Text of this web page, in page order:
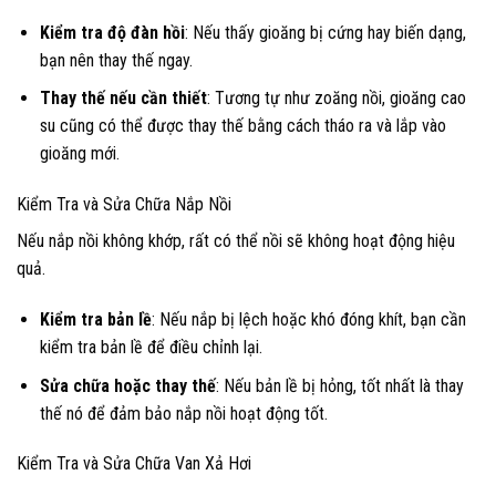
Kiểm tra độ đàn hồi: Nếu thấy gioăng bị cứng hay biến dạng,
bạn nên thay thế ngay.
Thay thế nếu cần thiết: Tương tự như zoăng nồi, gioăng cao
su cũng có thể được thay thế bằng cách tháo ra và lắp vào
gioăng mới.
Kiểm Tra và Sửa Chữa Nắp Nồi
Nếu nắp nồi không khớp, rất có thể nồi sẽ không hoạt động hiệu
quả.
Kiểm tra bản lề: Nếu nắp bị lệch hoặc khó đóng khít, bạn cần
kiểm tra bản lề để điều chỉnh lại.
Sửa chữa hoặc thay thế: Nếu bản lề bị hỏng, tốt nhất là thay
thế nó để đảm bảo nắp nồi hoạt động tốt.
Kiểm Tra và Sửa Chữa Van Xả Hơi